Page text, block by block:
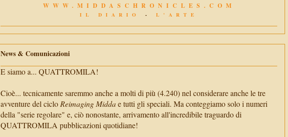
WWW.MIDDASCHRONICLES.COM
IL DIARIO - L'ARTE
News & Comunicazioni
E siamo a... QUATTROMILA!
Cioè... tecnicamente saremmo anche a molti di più (4.240) nel considerare anche le tre
avventure del cicloReimaging Middae tutti gli speciali. Ma conteggiamo solo i numeri
della "serie regolare" e, ciò nonostante, arrivamento all'incredibile traguardo di
QUATTROMILA pubblicazioni quotidiane!